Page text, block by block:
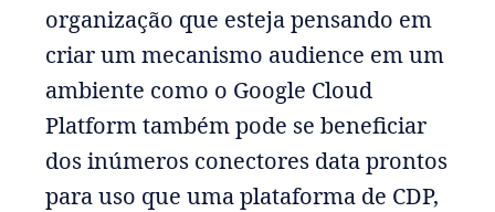
organização que esteja pensando em
criar um mecanismo audience em um
ambiente como o Google Cloud
Platform também pode se beneficiar
dos inúmeros conectores data prontos
para uso que uma plataforma de CDP,